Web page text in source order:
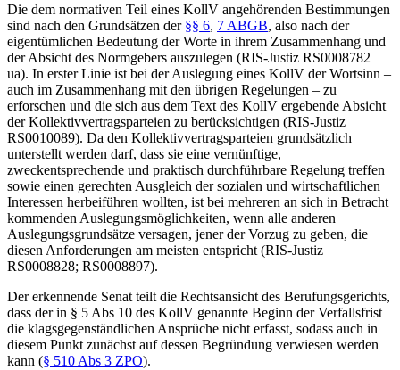
Die dem normativen Teil eines KollV angehörenden Bestimmungen
sind nach den Grundsätzen der §§ 6, 7 ABGB, also nach der
eigentümlichen Bedeutung der Worte in ihrem Zusammenhang und
der Absicht des Normgebers auszulegen (RIS-Justiz RS0008782
ua). In erster Linie ist bei der Auslegung eines KollV der Wortsinn –
auch im Zusammenhang mit den übrigen Regelungen – zu
erforschen und die sich aus dem Text des KollV ergebende Absicht
der Kollektivvertragsparteien zu berücksichtigen (RIS-Justiz
RS0010089). Da den Kollektivvertragsparteien grundsätzlich
unterstellt werden darf, dass sie eine vernünftige,
zweckentsprechende und praktisch durchführbare Regelung treffen
sowie einen gerechten Ausgleich der sozialen und wirtschaftlichen
Interessen herbeiführen wollten, ist bei mehreren an sich in Betracht
kommenden Auslegungsmöglichkeiten, wenn alle anderen
Auslegungsgrundsätze versagen, jener der Vorzug zu geben, die
diesen Anforderungen am meisten entspricht (RIS-Justiz
RS0008828; RS0008897).
Der erkennende Senat teilt die Rechtsansicht des Berufungsgerichts,
dass der in § 5 Abs 10 des KollV genannte Beginn der Verfallsfrist
die klagsgegenständlichen Ansprüche nicht erfasst, sodass auch in
diesem Punkt zunächst auf dessen Begründung verwiesen werden
kann (§ 510 Abs 3 ZPO).